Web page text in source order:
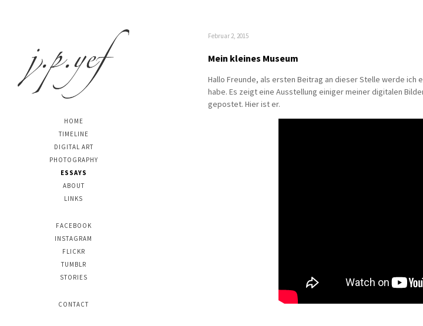
HOME
TIMELINE
DIGITAL ART
PHOTOGRAPHY
ESSAYS
ABOUT
LINKS
FACEBOOK
INSTAGRAM
FLICKR
TUMBLR
STORIES
CONTACT
Februar 2, 2015
Mein kleines Museum
Hallo Freunde, als ersten Beitrag an dieser Stelle werde
habe. Es zeigt eine Ausstellung einiger meiner digitalen
gepostet. Hier ist er.